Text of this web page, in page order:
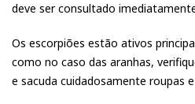
deve ser consultado
Os escorpiões estão ativos
como no caso das aranhas,
e sacuda cuidadosamente roupas